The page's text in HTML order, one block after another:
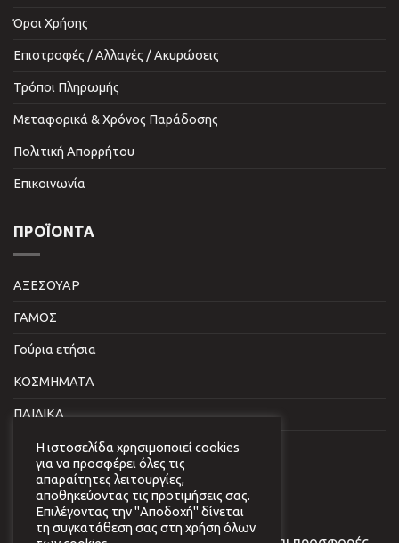
Όροι Χρήσης
Επιστροφές / Αλλαγές / Ακυρώσεις
Τρόποι Πληρωμής
Μεταφορικά & Χρόνος Παράδοσης
Πολιτική Απορρήτου
Επικοινωνία
ΠΡΟΪΌΝΤΑ
ΑΞΕΣΟΥΑΡ
ΓΑΜΟΣ
Γούρια ετήσια
ΚΟΣΜΗΜΑΤΑ
ΠΑΙΔΙΚΑ
ΣΠΙΤΙ & ΓΡΑΦΕΙΟ
NEWSLETTER
Η ιστοσελίδα χρησιμοποιεί cookies
για να προσφέρει όλες τις
απαραίτητες λειτουργίες,
αποθηκεύοντας τις προτιμήσεις σας.
Επιλέγοντας την "Αποδοχή" δίνεται
τη συγκατάθεση σας στη χρήση όλων